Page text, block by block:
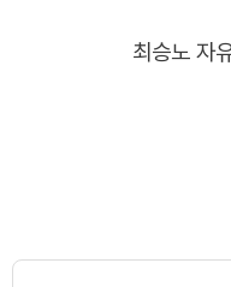
최승노 자